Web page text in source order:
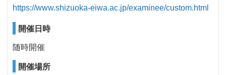
https://www.shizuoka-eiwa.ac.jp/examinee/custom.html
開催日時
随時開催
開催場所